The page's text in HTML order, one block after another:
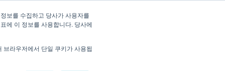
보를 수집하고 당사가 사용자를
에 이 정보를 사용합니다. 당사에
라우저에서 단일 쿠키가 사용됩
적용사례 회사소식